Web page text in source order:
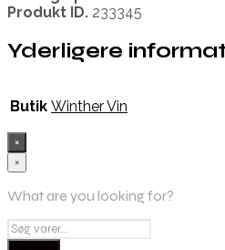
Produkt ID. 233345
Yderligere
Butik Winther Vin
×
×
What are you looking for?